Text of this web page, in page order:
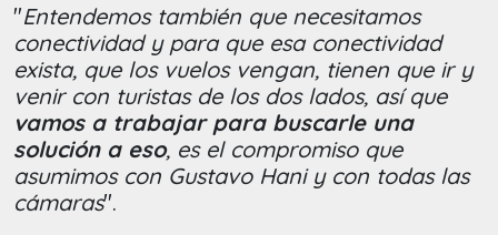
"Entendemos también que necesitamos
conectividad y para que esa conectividad
exista, que los vuelos vengan, tienen que ir y
venir con turistas de los dos lados, así que
vamos a trabajar para buscarle una
solución a eso, es el compromiso que
asumimos con Gustavo Hani y con todas las
cámaras".